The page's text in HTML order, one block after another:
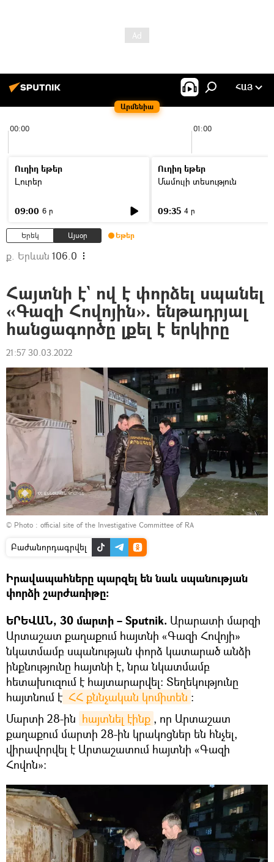
Արմենիա
ՀԱՅ
00:00 01:00
Ուղիղ եթեր
Լուրեր
09:00 6 ր
Ուղիղ եթեր
Մամուլի տեսություն
09:35 4 ր
Երեկ Այսօր Եթեր
ք. Երևան 106.0
Հայտնի է` ով է փորձել սպանել
«Գազի Հովոյին». ենթադրյալ
հանցագործը լքել է երկիրը
21:57 30.03.2022
© Photo : official site of the Investigative Committee of RA
Բաժանորդագրվել
Իրավապահները պարզել են նաև սպանության
փորձի շարժառիթը։
ԵՐԵՎԱՆ, 30 մարտի – Sputnik. Արարատի մարզի
Արտաշատ քաղաքում հայտնի «Գազի Հովոյի»
նկատմամբ սպանության փորձ կատարած անձի
ինքնությունը հայտնի է, նրա նկատմամբ
հետախուզում է հայտարարվել։ Տեղեկությունը
հայտնում է ՀՀ քննչական կոմիտեն ։
Մարտի 28-ին հայտնել էինք , որ Արտաշատ
քաղաքում մարտի 28-ին կրակոցներ են հնչել,
վիրավորվել է Արտաշատում հայտնի «Գազի
Հովոն»։